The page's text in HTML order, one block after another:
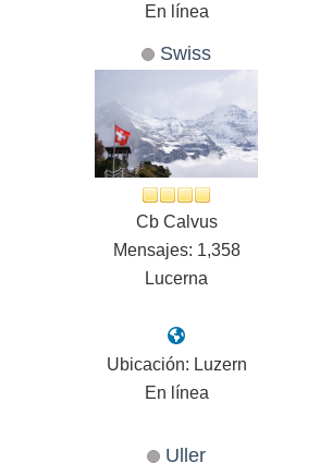
En línea
Swiss
Cb Calvus
Mensajes: 1,358
Lucerna
Ubicación: Luzern
En línea
Uller